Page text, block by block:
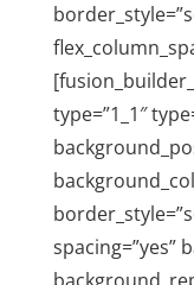
type=”1_1″
spacing=”yes”